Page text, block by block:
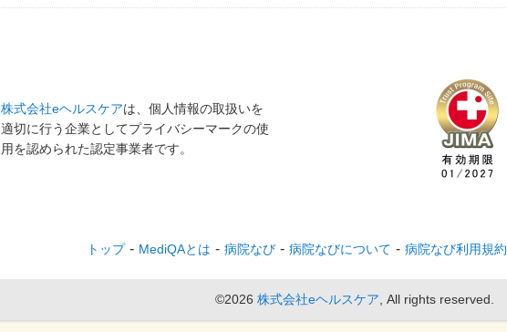
株式会社eヘルスケアは、個人情報の取扱いを
適切に行う企業としてプライバシーマークの使
用を認められた認定事業者です。
トップ MediQAとは 病院なび 病院なびについて 病院なび利用規約
©2026 株式会社eヘルスケア , All rights reserved.